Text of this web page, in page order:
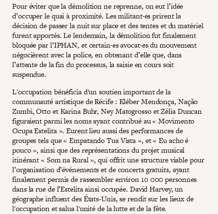
Pour éviter que la démolition ne reprenne, on eut l’idée
d’occuper le quai à proximité. Les militant·es prirent la
décision de passer la nuit sur place et des tentes et du matériel
furent apportés. Le lendemain, la démolition fut finalement
bloquée par l’IPHAN, et certain·es avocat·es du mouvement
négocièrent avec la police, en obtenant d’elle que, dans
l’attente de la fin du processus, la saisie en cours soit
suspendue.
L'occupation bénéficia d'un soutien important de la
communauté artistique de Récife : Kléber Mendonça, Nação
Zumbi, Otto et Karina Buhr, Ney Matogrosso et Zélia Duncan
figuraient parmi les noms ayant contribué au « Movimento
Ocupa Estelita ». Eurent lieu aussi des performances de
groupes tels que « Empatando Tua Vista », et « Eu acho é
pouco », ainsi que des représentations du projet musical
itinérant « Som na Rural », qui offrit une structure viable pour
l’organisation d’événements et de concerts gratuits, ayant
finalement permis de rassembler environ 10 000 personnes
dans la rue de l’Estelita ainsi occupée. David Harvey, un
géographe influent des États-Unis, se rendit sur les lieux de
l'occupation et salua l'unité de la lutte et de la fête.